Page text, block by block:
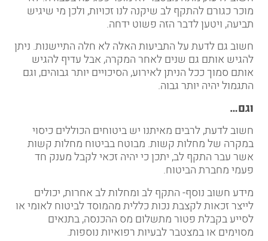
מוכר כגורם להתקף לב שיקנה לנו זכויות, ולכן מי שיגיש
תביעה, ויטען לדבר הזה פשוט ידחה.
חשוב גם לדעת על התביעות האלה לא חלה התיישנות. ניתן
להגיש אותם גם שנים לאחר המקרה, אבל עדיף להגיש
אותם סמוך ככל הניתן לאירוע, הסיכויים יותר גבוהים, וגם
התגמול יהיה יותר גבוה.
וגם…
חשוב לדעת, לרבים מאיתנו יש ביטוחים הכוללים כיסוי
במקרה של מחלות קשות. מבוטח בביטוח מחלות קשות
אשר עבר התקף לב, יתכן כי יהיה זכאי לקבל מענק חד
פעמי מחברת הביטוח.
מידע חשוב נוסף- התקף לב ומחלות לב אחרות, יכולים
לייצר זכאות לקצבת נכות כללית מהמוסד לביטוח לאומי או
לסייע בקבלת פטור מתשלום מס ההכנסה, בתנאים
מסוימים או במצטבר לבעיות רפואיות נוספות.